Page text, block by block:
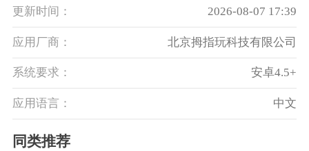
更新时间： 2026-08-07 17:39
应用厂商： 北京拇指玩科技有限公司
系统要求： 安卓4.5+
应用语言： 中文
同类推荐